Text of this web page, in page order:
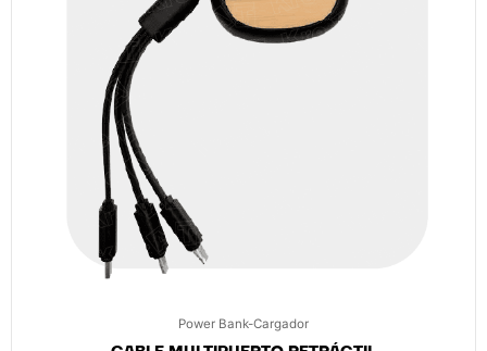
Power Bank-Cargador